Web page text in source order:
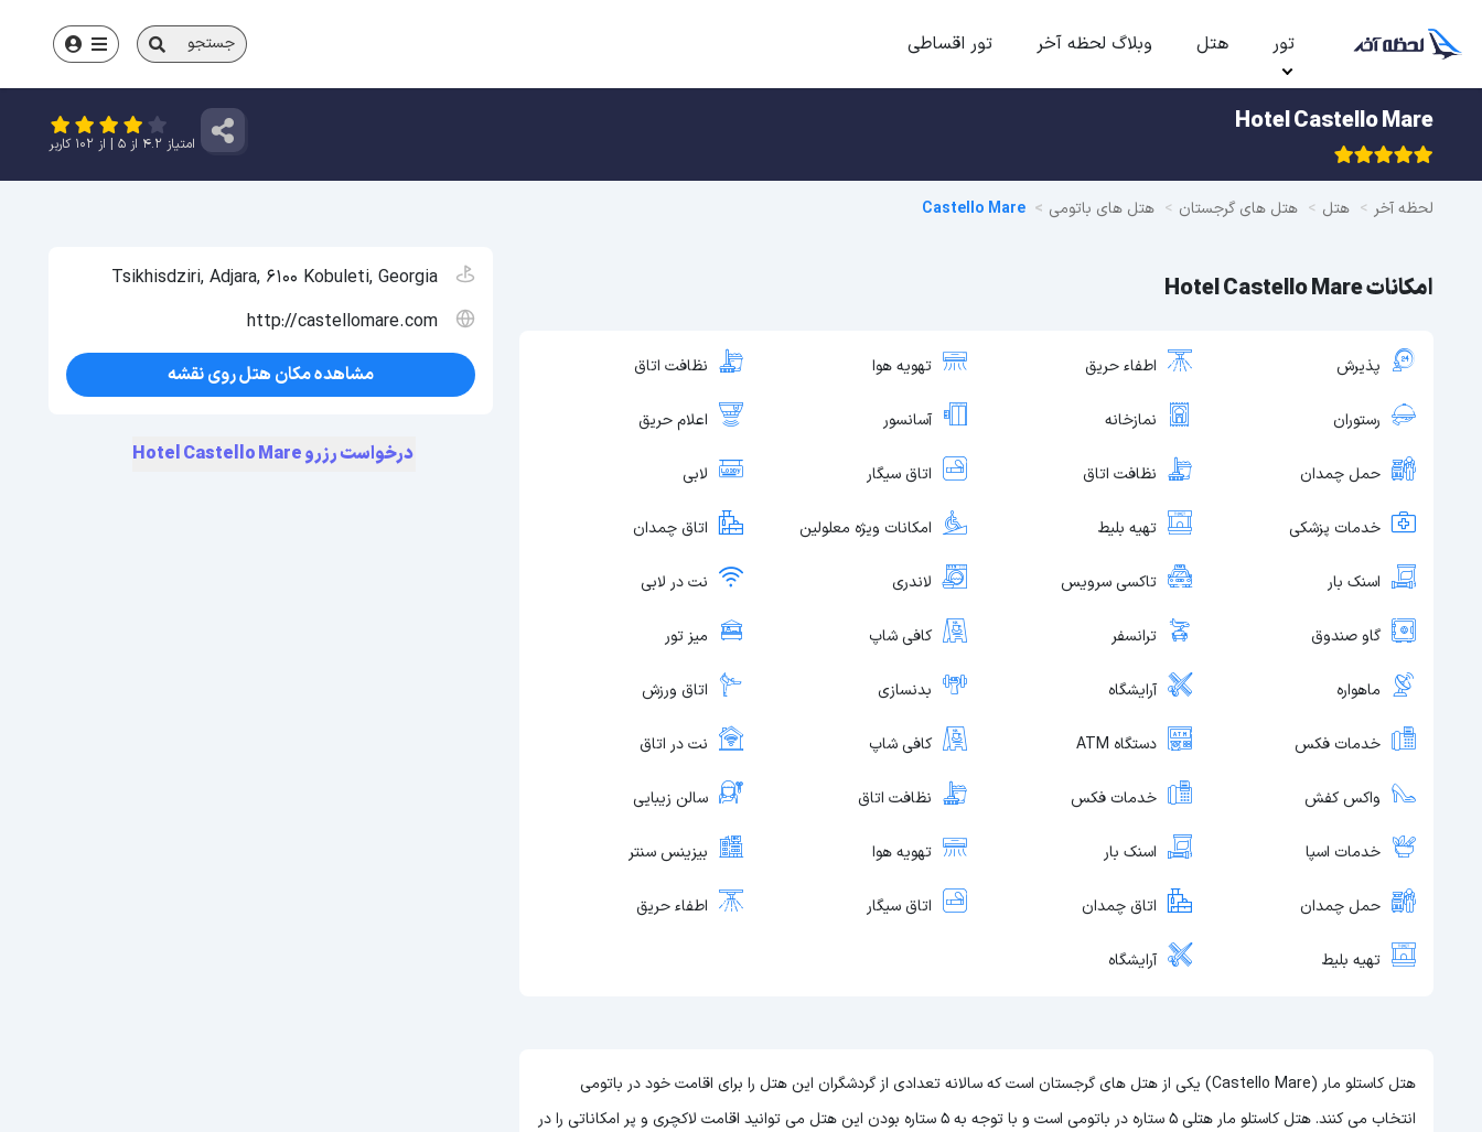
تور هتل وبلاگ لحظه آخر تور اقساطی جستجو
Hotel Castello Mare
امتیاز 4.2 از 5 | از 102 کاربر
لحظه آخر هتل هتل های گرجستان هتل های باتومی Castello Mare
امکانات Hotel Castello Mare
پذیرش اطفاء حریق تهویه هوا نظافت اتاق
رستوران نمازخانه آسانسور اعلام حریق
حمل چمدان نظافت اتاق اتاق سیگار لابی
خدمات پزشکی تهیه بلیط امکانات ویژه معلولین اتاق چمدان
اسنک بار تاکسی سرویس لاندری نت در لابی
گاو صندوق ترانسفر کافی شاپ میز تور
ماهواره آرایشگاه بدنسازی اتاق ورزش
خدمات فکس دستگاه ATM کافی شاپ نت در اتاق
واکس کفش خدمات فکس نظافت اتاق سالن زیبایی
خدمات اسپا اسنک بار تهویه هوا بیزینس سنتر
حمل چمدان اتاق چمدان اتاق سیگار اطفاء حریق
تهیه بلیط آرایشگاه
هتل کاستلو مار (Castello Mare) یکی از هتل های گرجستان است که سالانه تعدادی از گردشگران این هتل را برای اقامت خود در باتومی
انتخاب می کنند. هتل کاستلو مار هتلی 5 ستاره در باتومی است و با توجه به 5 ستاره بودن این هتل
می توانید اقامت لاکچری و پر امکاناتی را در
Tsikhisdziri, Adjara, 6100 Kobuleti, Georgia
http://castellomare.com
مشاهده مکان هتل روی نقشه
درخواست رزرو Hotel Castello Mare